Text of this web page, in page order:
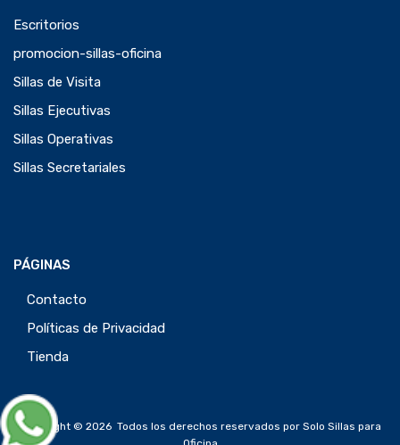
Escritorios
promocion-sillas-oficina
Sillas de Visita
Sillas Ejecutivas
Sillas Operativas
Sillas Secretariales
PÁGINAS
Contacto
Políticas de Privacidad
Tienda
Copyright © 2026 Todos los derechos reservados por Solo Sillas para